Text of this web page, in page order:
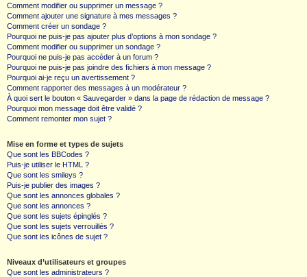
Comment modifier ou supprimer un message ?
Comment ajouter une signature à mes messages ?
Comment créer un sondage ?
Pourquoi ne puis-je pas ajouter plus d’options à mon sondage ?
Comment modifier ou supprimer un sondage ?
Pourquoi ne puis-je pas accéder à un forum ?
Pourquoi ne puis-je pas joindre des fichiers à mon message ?
Pourquoi ai-je reçu un avertissement ?
Comment rapporter des messages à un modérateur ?
À quoi sert le bouton « Sauvegarder » dans la page de rédaction de message ?
Pourquoi mon message doit être validé ?
Comment remonter mon sujet ?
Mise en forme et types de sujets
Que sont les BBCodes ?
Puis-je utiliser le HTML ?
Que sont les smileys ?
Puis-je publier des images ?
Que sont les annonces globales ?
Que sont les annonces ?
Que sont les sujets épinglés ?
Que sont les sujets verrouillés ?
Que sont les icônes de sujet ?
Niveaux d’utilisateurs et groupes
Que sont les administrateurs ?